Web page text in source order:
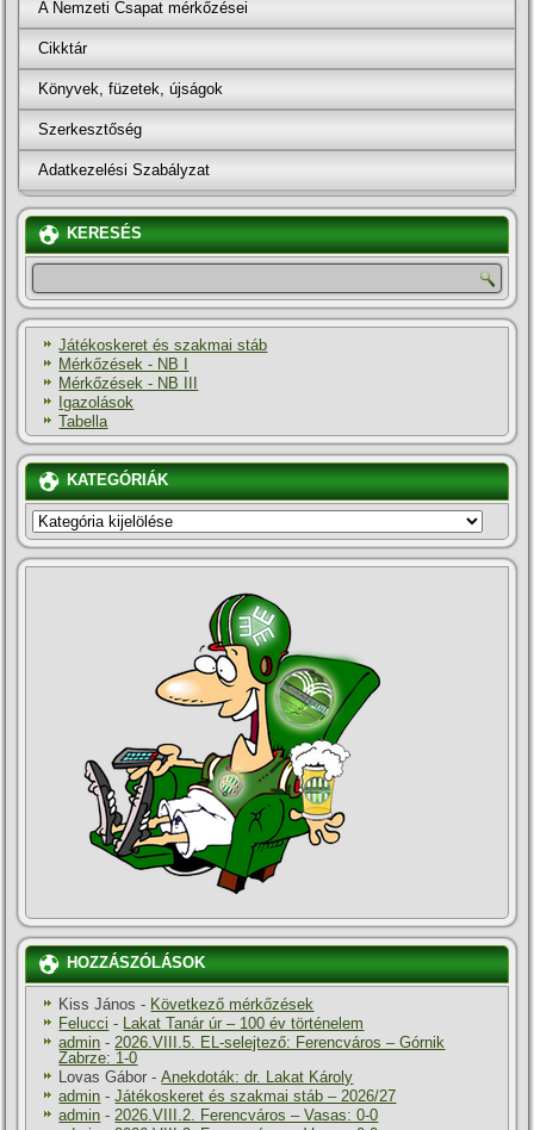
A Nemzeti Csapat mérkőzései
Cikktár
Könyvek, füzetek, újságok
Szerkesztőség
Adatkezelési Szabályzat
KERESÉS
Játékoskeret és szakmai stáb
Mérkőzések - NB I
Mérkőzések - NB III
Igazolások
Tabella
KATEGÓRIÁK
KATEGÓRIÁK
HOZZÁSZÓLÁSOK
Kiss János - Következő mérkőzések
Felucci - Lakat Tanár úr – 100 év történelem
admin -2026.VIII.5. EL-selejtező: Ferencváros – Górnik
Zabrze: 1-0
Lovas Gábor -Anekdoták: dr. Lakat Károly
admin -Játékoskeret és szakmai stáb – 2026/27
admin -2026.VIII.2. Ferencváros – Vasas: 0-0